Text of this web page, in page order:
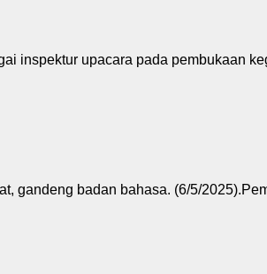
inspektur upacara pada pembukaan
gandeng badan bahasa. (6/5/